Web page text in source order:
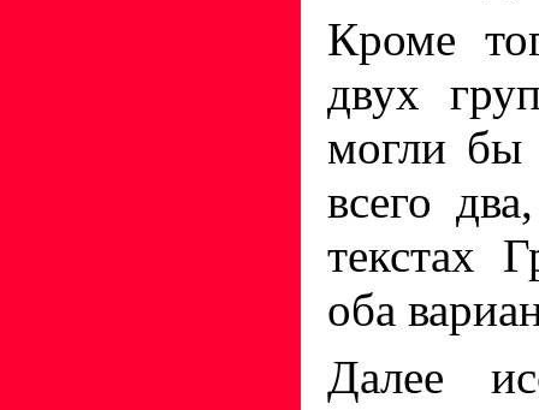
Кроме
двух
могли бы
всего
текстах
оба
Далее